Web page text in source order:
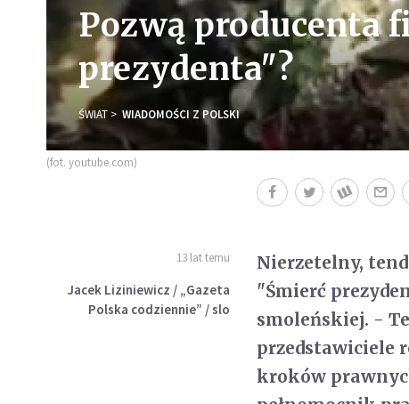
Pozwą producenta
prezydenta"?
ŚWIAT WIADOMOŚCI Z POLSKI
(fot. youtube.com)
13 lat temu
Jacek Liziniewicz / „Gazeta
Polska codziennie” / slo
Nierzetelny,
"Śmierć
smoleńskiej. -
przedstawiciele
kroków